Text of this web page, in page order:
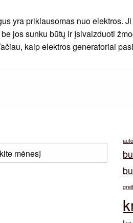
yra priklausomas nuo elektros.
jos sunku būtų ir įsivaizduoti
kaip elektros generatoriai